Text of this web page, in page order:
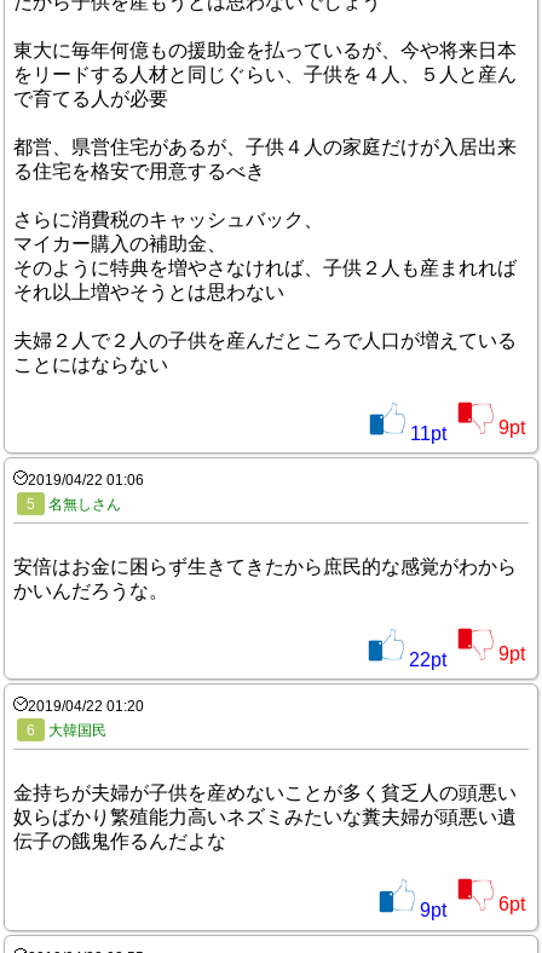
東大に毎年何億もの援助金を払っているが、今や将来日本
をリードする人材と同じぐらい、子供を４人、５人と産ん
で育てる人が必要
都営、県営住宅があるが、子供４人の家庭だけが入居出来
る住宅を格安で用意するべき
さらに消費税のキャッシュバック、
マイカー購入の補助金、
そのように特典を増やさなければ、子供２人も産まれれば
それ以上増やそうとは思わない
夫婦２人で２人の子供を産んだところで人口が増えている
ことにはならない
11pt 9pt
2019/04/22 01:06
5
名無しさん
安倍はお金に困らず生きてきたから庶民的な感覚がわから
かいんだろうな。
22pt 9pt
2019/04/22 01:20
6
大韓国民
金持ちが夫婦が子供を産めないことが多く貧乏人の頭悪い
奴らばかり繁殖能力高いネズミみたいな糞夫婦が頭悪い遺
伝子の餓鬼作るんだよな
9pt 6pt